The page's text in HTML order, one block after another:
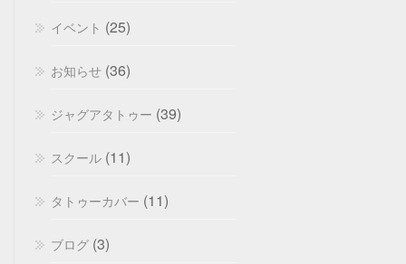
イベント (25)
お知らせ (36)
ジャグアタトゥー (39)
スクール (11)
タトゥーカバー (11)
ブログ (3)